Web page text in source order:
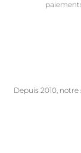
Depuis 2010,